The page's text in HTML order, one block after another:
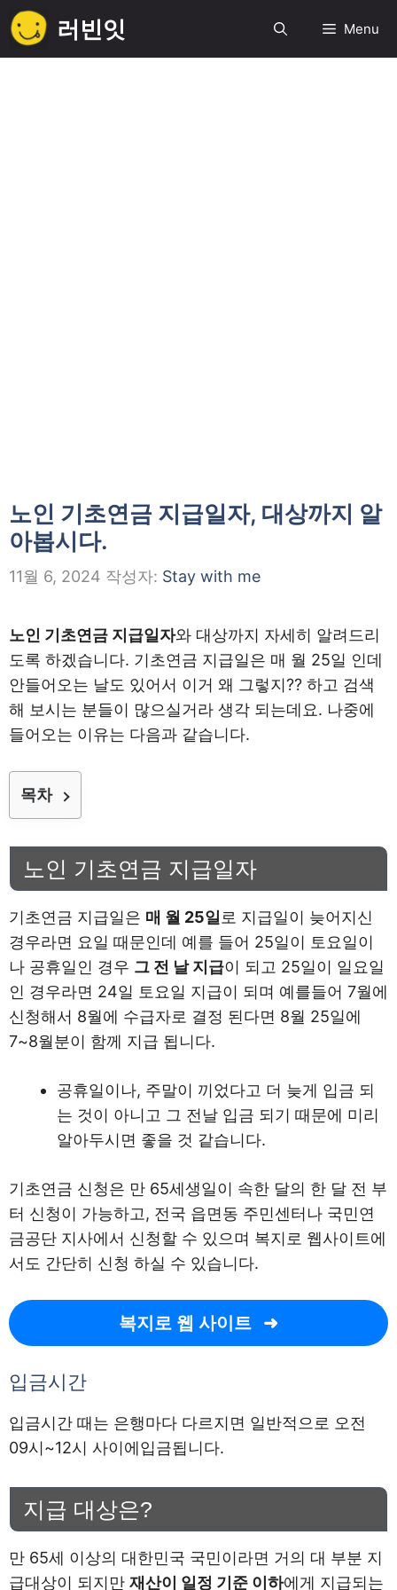
텐
츠
러빈잇 Menu
노인 기초연금 지급일자, 대상까지 알
아봅시다.
11월 6, 2024 작성자: Stay with me
노인 기초연금 지급일자와 대상까지 자세히 알려드리
도록 하겠습니다. 기초연금 지급일은 매 월 25일 인데
안들어오는 날도 있어서 이거 왜 그렇지?? 하고 검색
해 보시는 분들이 많으실거라 생각 되는데요. 나중에
들어오는 이유는 다음과 같습니다.
목차
노인 기초연금 지급일자
기초연금 지급일은 매 월 25일 로 지급일이 늦어지신
경우라면 요일 때문인데 예를 들어 25일이 토요일이
나 공휴일인 경우 그 전 날 지급이 되고 25일이 일요일
인 경우라면 24일 토요일 지급이 되며 예를들어 7월에
신청해서 8월에 수급자로 결정 된다면 8월 25일에
7~8월분이 함께 지급 됩니다.
공휴일이나, 주말이 끼었다고 더 늦게 입금 되
는 것이 아니고 그 전날 입금 되기 때문에 미리
알아두시면 좋을 것 같습니다.
기초연금 신청은 만 65세생일이 속한 달의 한 달 전 부
터 신청이 가능하고, 전국 읍면동 주민센터나 국민연
금공단 지사에서 신청할 수 있으며 복지로 웹사이트에
서도 간단히 신청 하실 수 있습니다.
복지로 웹 사이트
입금시간
입금시간 때는 은행마다 다르지면 일반적으로 오전
09시~12시 사이에입금됩니다.
지급 대상은?
만 65세 이상의 대한민국 국민이라면 거의 대 부분 지
급대상이 되지만 재산이 일정 기준 이하에게 지급되는